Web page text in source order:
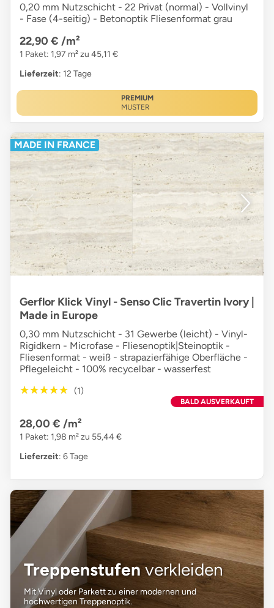
0,20 mm Nutzschicht - 22 Privat (normal) - Vollvinyl
- Fase (4-seitig) - Betonoptik Fliesenformat grau
22,90 € /m²
1 Paket: 1,97 m² zu 45,11 €
Lieferzeit: 12 Tage
PREMIUM
MUSTER
MADE IN FRANCE
Gerflor Klick Vinyl - Senso Clic Travertin Ivory |
Made in Europe
0,30 mm Nutzschicht - 31 Gewerbe (leicht) - Vinyl-
Rigidkern - Microfase - Fliesenoptik|Steinoptik -
Fliesenformat - weiß - strapazierfähige Oberfläche -
Pflegeleicht - 100% recycelbar - wasserfest
★★★★★
★★★★★ (1)
BALD AUSVERKAUFT
28,00 € /m²
1 Paket: 1,98 m² zu 55,44 €
Lieferzeit: 6 Tage
Treppenstufenverkleiden
Mit Vinyl oder Parkett zu einer modernen und
hochwertigen Treppenoptik.